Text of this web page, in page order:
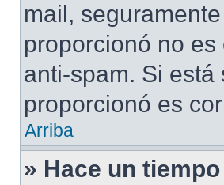
mail,
proporcionó no
anti-spam. Si
proporcionó es
Arriba
» Hace un